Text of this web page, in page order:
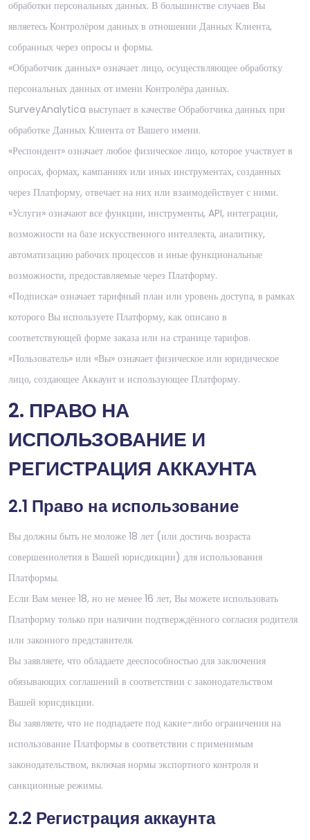
обработки персональных данных. В большинстве случаев Вы
являетесь Контролёром данных в отношении Данных Клиента,
собранных через опросы и формы.
«Обработчик данных» означает лицо, осуществляющее обработку
персональных данных от имени Контролёра данных.
SurveyAnalytica выступает в качестве Обработчика данных при
обработке Данных Клиента от Вашего имени.
«Респондент» означает любое физическое лицо, которое участвует в
опросах, формах, кампаниях или иных инструментах, созданных
через Платформу, отвечает на них или взаимодействует с ними.
«Услуги» означают все функции, инструменты, API, интеграции,
возможности на базе искусственного интеллекта, аналитику,
автоматизацию рабочих процессов и иные функциональные
возможности, предоставляемые через Платформу.
«Подписка» означает тарифный план или уровень доступа, в рамках
которого Вы используете Платформу, как описано в
соответствующей форме заказа или на странице тарифов.
«Пользователь» или «Вы» означает физическое или юридическое
лицо, создающее Аккаунт и использующее Платформу.
2. ПРАВО НА
ИСПОЛЬЗОВАНИЕ И
РЕГИСТРАЦИЯ АККАУНТА
2.1 Право на использование
Вы должны быть не моложе 18 лет (или достичь возраста
совершеннолетия в Вашей юрисдикции) для использования
Платформы.
Если Вам менее 18, но не менее 16 лет, Вы можете использовать
Платформу только при наличии подтверждённого согласия родителя
или законного представителя.
Вы заявляете, что обладаете дееспособностью для заключения
обязывающих соглашений в соответствии с законодательством
Вашей юрисдикции.
Вы заявляете, что не подпадаете под какие-либо ограничения на
использование Платформы в соответствии с применимым
законодательством, включая нормы экспортного контроля и
санкционные режимы.
2.2 Регистрация аккаунта